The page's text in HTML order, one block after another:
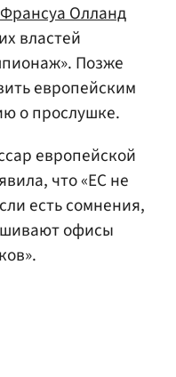
Франсуа Олланд
властей
Позже
европейским
о прослушке.
европейской
что «ЕС не
есть сомнения,
офисы